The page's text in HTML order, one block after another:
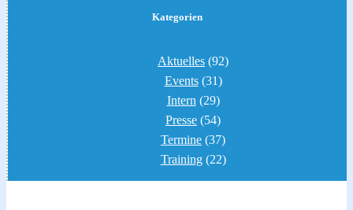
Kategorien
Aktuelles (92)
Events(31)
Intern (29)
Presse (54)
Termine (37)
Training(22)